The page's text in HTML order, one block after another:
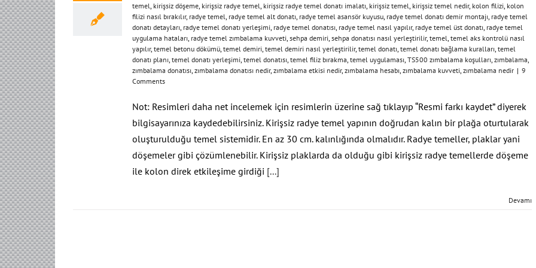
temel, kirişsiz döşeme, kirişsiz radye temel, kirişsiz radye temel donatı imalatı, kirişsiz temel, kirişsiz temel nedir, kolon filizi, kolon
filizi nasıl bırakılır, radye temel, radye temel alt donatı, radye temel asansör kuyusu, radye temel donatı demir montajı, radye temel
donatı detayları, radye temel donatı yerleşimi, radye temel donatısı, radye temel nasıl yapılır, radye temel üst donatı, radye temel
uygulama hataları, radye temel zımbalama kuvveti, sehpa demiri, sehpa donatısı nasıl yerleştirilir, temel, temel aks kontrolü nasıl
yapılır, temel betonu dökümü, temel demiri, temel demiri nasıl yerleştirilir, temel donatı, temel donatı bağlama kuralları, temel
donatı planı, temel donatı yerleşimi, temel donatısı, temel filiz bırakma, temel uygulaması, TS500 zımbalama koşulları, zımbalama,
zımbalama donatısı, zımbalama donatısı nedir, zımbalama etkisi nedir, zımbalama hesabı, zımbalama kuvveti, zımbalama nedir | 9
Comments
Not: Resimleri daha net incelemek için resimlerin üzerine sağ tıklayıp “Resmi farkı kaydet” diyerek
bilgisayarınıza kaydedebilirsiniz. Kirişsiz radye temel yapının doğrudan kalın bir plağa oturtularak
oluşturulduğu temel sistemidir. En az 30 cm. kalınlığında olmalıdır. Radye temeller, plaklar yani
döşemeler gibi çözümlenebilir. Kirişsiz plaklarda da olduğu gibi kirişsiz radye temellerde döşeme
ile kolon direk etkileşime girdiği [...]
Devamı